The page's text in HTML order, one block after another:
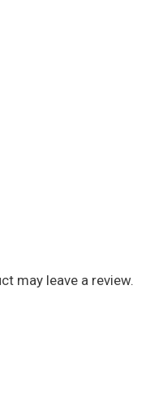
may leave a review.